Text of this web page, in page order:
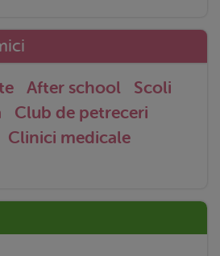
After school
Scoli
Club de petreceri
Clinici medicale